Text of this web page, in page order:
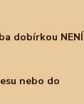
dobírkou NENÍ
nebo do